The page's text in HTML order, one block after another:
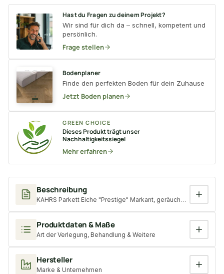
Beschreibung
KAHRS Parkett Eiche "Prestige" Markant, geräuchert,
Produktdaten & Maße
Art der Verlegung, Behandlung & Weitere
Hersteller
Marke & Unternehmen
Hast du Fragen zu deinem Projekt?
Wir sind für dich da – schnell, kompetent und
persönlich.
Frage stellen
Bodenplaner
Finde den perfekten Boden für dein Zuhause
Jetzt Boden planen
GREEN CHOICE
Dieses Produkt trägt unser
Nachhaltigkeitssiegel
Mehr erfahren